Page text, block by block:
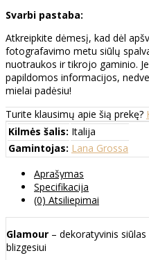
Svarbi pastaba:
Atkreipkite dėmesį, kad dėl
fotografavimo metu siūlų
nuotraukos ir tikrojo gaminio.
papildomos informacijos,
mielai padėsiu!
Turite klausimų apie šią prekę?
Kilmės šalis: Italija
Gamintojas: Lana Grossa
Aprašymas
Specifikacija
(0) Atsiliepimai
Glamour – dekoratyvinis
blizgesiui